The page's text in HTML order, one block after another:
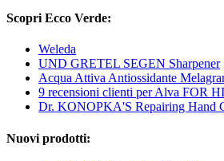
Scopri Ecco Verde:
Weleda
UND GRETEL SEGEN Sharpener
Acqua Attiva Antiossidante
9 recensioni clienti per Alva FOR
Dr. KONOPKA'S Repairing Hand
Nuovi prodotti: